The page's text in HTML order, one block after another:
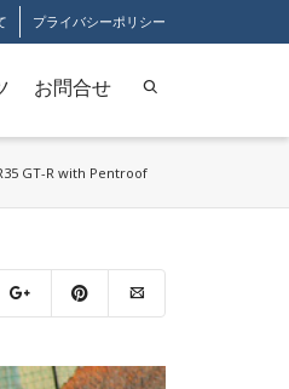
プライバシーポリシー
お問合せ
GT-R with Pentroof